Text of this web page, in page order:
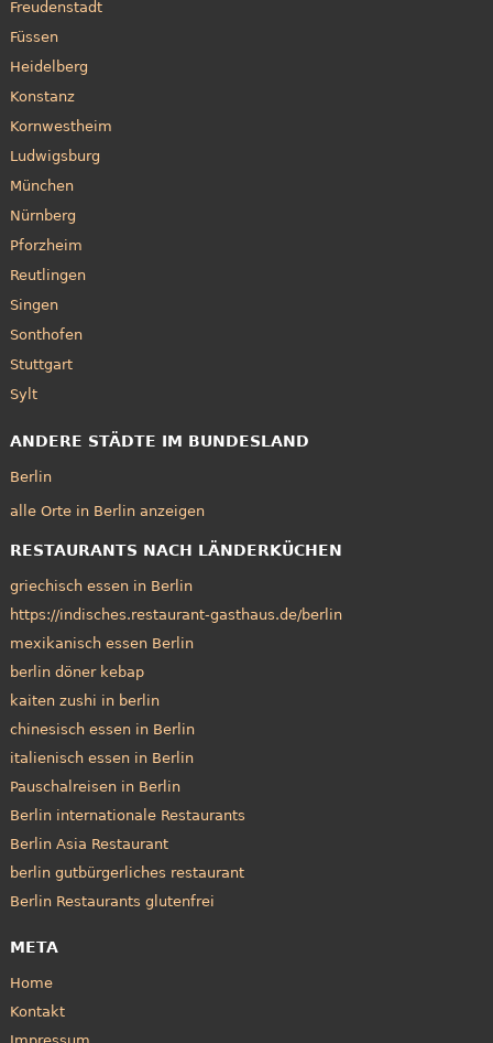
Freudenstadt
Füssen
Heidelberg
Konstanz
Kornwestheim
Ludwigsburg
München
Nürnberg
Pforzheim
Reutlingen
Singen
Sonthofen
Stuttgart
Sylt
ANDERE STÄDTE IM BUNDESLAND
Berlin
alle Orte in Berlin anzeigen
RESTAURANTS NACH LÄNDERKÜCHEN
griechisch essen in Berlin
https://indisches.restaurant-gasthaus.de/berlin
mexikanisch essen Berlin
berlin döner kebap
kaiten zushi in berlin
chinesisch essen in Berlin
italienisch essen in Berlin
Pauschalreisen in Berlin
Berlin internationale Restaurants
Berlin Asia Restaurant
berlin gutbürgerliches restaurant
Berlin Restaurants glutenfrei
META
Home
Kontakt